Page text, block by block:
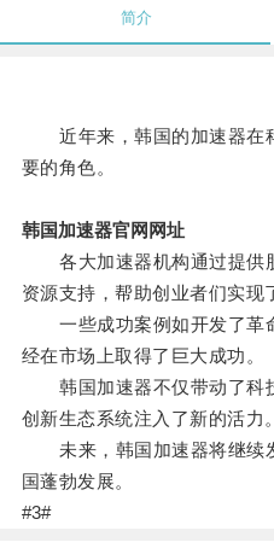
简介
近年来，韩国的加速器在
要的角色。
韩国加速器官网网址
各大加速器机构通过提供
资源支持，帮助创业者们实现
一些成功案例如开发了革
经在市场上取得了巨大成功。
韩国加速器不仅带动了科
创新生态系统注入了新的活力。
未来，韩国加速器将继续
国蓬勃发展。
#3#